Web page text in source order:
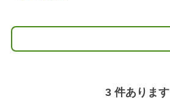
3 件あります